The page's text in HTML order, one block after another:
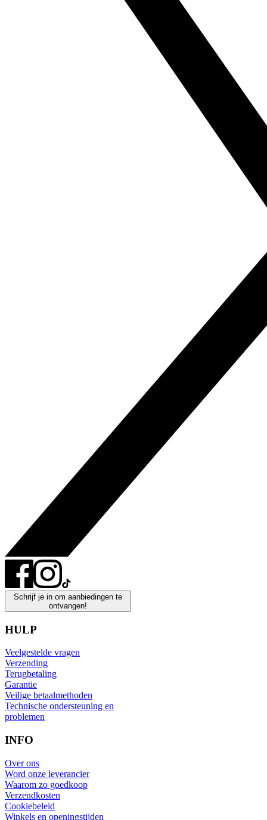
Schrijf je in om aanbiedingen te
ontvangen!
HULP
Veelgestelde vragen
Verzending
Terugbetaling
Garantie
Veilige betaalmethoden
Technische ondersteuning en
problemen
INFO
Over ons
Word onze leverancier
Waarom zo goedkoop
Verzendkosten
Cookiebeleid
Winkels en openingstijden